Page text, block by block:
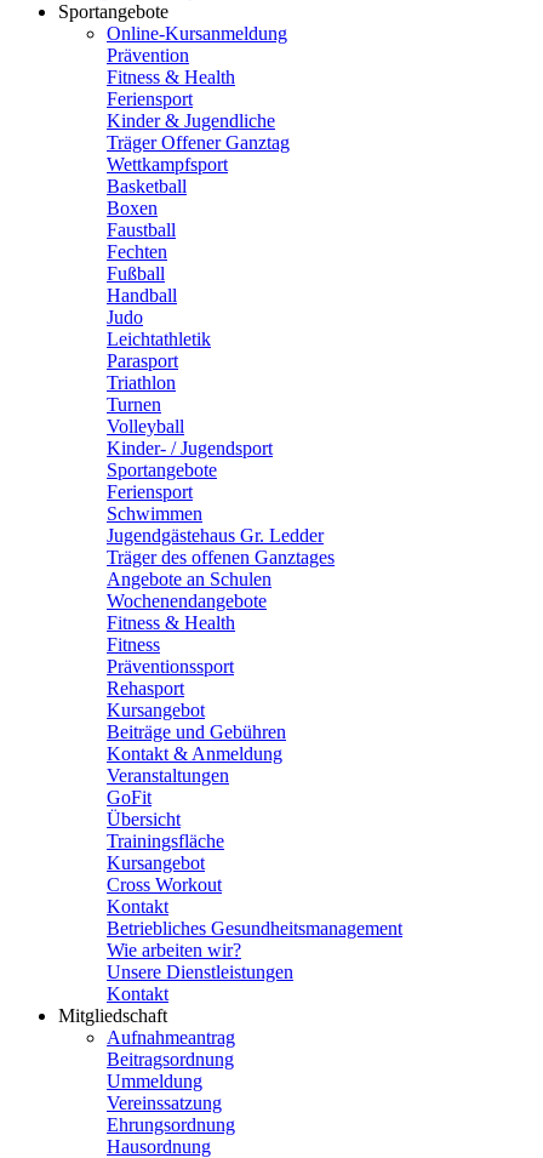
Sportangebote
Online-Kursanmeldung
Prävention
Fitness & Health
Feriensport
Kinder & Jugendliche
Träger Offener Ganztag
Wettkampfsport
Basketball
Boxen
Faustball
Fechten
Fußball
Handball
Judo
Leichtathletik
Parasport
Triathlon
Turnen
Volleyball
Kinder- / Jugendsport
Sportangebote
Feriensport
Schwimmen
Jugendgästehaus Gr. Ledder
Träger des offenen Ganztages
Angebote an Schulen
Wochenendangebote
Fitness & Health
Fitness
Präventionssport
Rehasport
Kursangebot
Beiträge und Gebühren
Kontakt & Anmeldung
Veranstaltungen
GoFit
Übersicht
Trainingsfläche
Kursangebot
Cross Workout
Kontakt
Betriebliches Gesundheitsmanagement
Wie arbeiten wir?
Unsere Dienstleistungen
Kontakt
Mitgliedschaft
Aufnahmeantrag
Beitragsordnung
Ummeldung
Vereinssatzung
Ehrungsordnung
Hausordnung